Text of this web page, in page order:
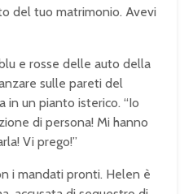
del tuo matrimonio. Avevi
e rosse delle auto della
sulle pareti del
in un pianto isterico. “Io
di persona! Mi hanno
Vi prego!”
i mandati pronti. Helen è